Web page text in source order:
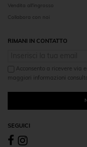
Vendita all'ingrosso
Collabora con noi
RIMANI IN CONTATTO
Acconsento a ricevere via
maggiori informazioni
SEGUICI